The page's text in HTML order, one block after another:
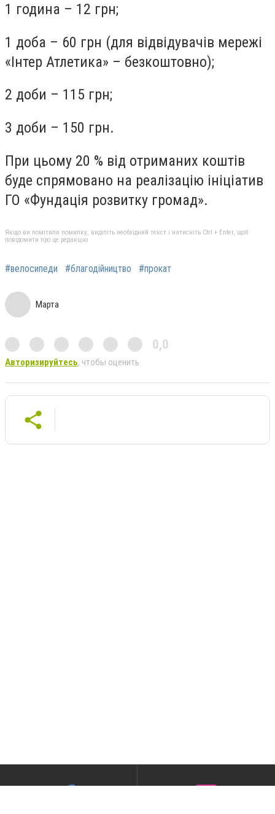
1 година – 12 грн;
1 доба – 60 грн (для відвідувачів мережі
«Інтер Атлетика» – безкоштовно);
2 доби – 115 грн;
3 доби – 150 грн.
При цьому 20 % від отриманих коштів
буде спрямовано на реалізацію ініціатив
ГО «Фундація розвитку громад».
Якщо ви помітили помилку, виділіть необхідний текст і натисніть Ctrl + Enter, щоб
повідомити про це редакцію
#велосипеди #благодійництво #прокат
Марта
0,0
Авторизируйтесь, чтобы оценить